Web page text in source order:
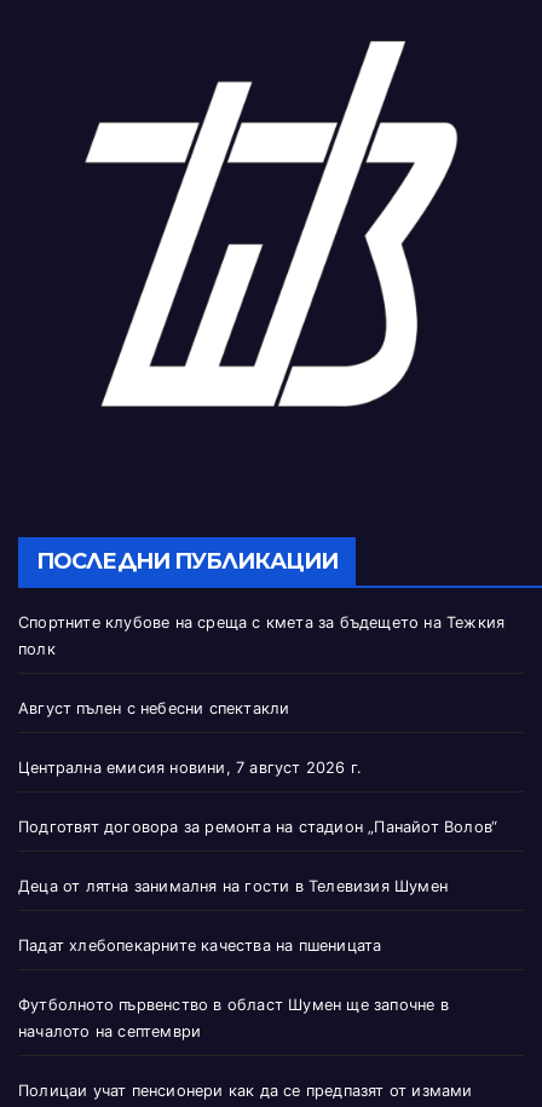
ПОСЛЕДНИ ПУБЛИКАЦИИ
Спортните клубове на среща с кмета за бъдещето на Тежкия
полк
Август пълен с небесни спектакли
Централна емисия новини, 7 август 2026 г.
Подготвят договора за ремонта на стадион „Панайот Волов“
Деца от лятна занималня на гости в Телевизия Шумен
Падат хлебопекарните качества на пшеницата
Футболното първенство в област Шумен ще започне в
началото на септември
Полицаи учат пенсионери как да се предпазят от измами